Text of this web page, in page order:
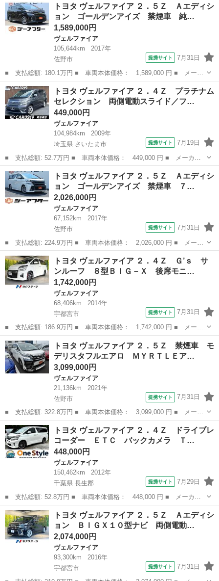
ード名： ゴールデンアイズＩＩ 禁煙車 ＡＣ１００Ｖ電源 ハー
フレザー...
トヨタ ヴェルファイア ２．５Ｚ Ａエディシ
ョン ゴールデンアイズ 禁煙車 純…
1,589,000円
ヴェルファイア
105,644km
2017年
佐野市
提携サイト 7月31日
■ 支払総額: 180.1万円 ■ 車両本体価格： 1,589,000 円 ■ メーカ
ー名： トヨタ ■ 車種名： ヴェルファイア ■ グレード名：
２．５Ｚ Ａエディション ゴールデンアイズ 禁煙車 純正１０．
５インチナ...
栃木 佐野市 ヴェルファイア
トヨタ ヴェルファイア ２．４Ｚ プラチナム
セレクション 両側電動スライド／フ…
449,000円
ヴェルファイア
104,984km
2009年
埼玉県 さいたま市
提携サイト 7月19日
■ 支払総額: 52.7万円 ■ 車両本体価格： 449,000 円 ■ メーカー
名： トヨタ ■ 車種名： ヴェルファイア ■ グレード名： ２．
４Ｚ プラチナムセレクション 両側電動スライド／フリップダウン
モニター／ユ...
埼玉 さいたま市 ヴェルファイア
トヨタ ヴェルファイア ２．５Ｚ Ａエディシ
ョン ゴールデンアイズ 禁煙車 ７…
2,026,000円
ヴェルファイア
67,152km
2017年
佐野市
提携サイト 7月31日
■ 支払総額: 224.9万円 ■ 車両本体価格： 2,026,000 円 ■ メーカ
ー名： トヨタ ■ 車種名： ヴェルファイア ■ グレード名：
２．５Ｚ Ａエディション ゴールデンアイズ 禁煙車 ７人乗り
純正１０．...
栃木 佐野市 ヴェルファイア
トヨタ ヴェルファイア ２．４Ｚ Ｇ’ｓ サ
ンルーフ ８型ＢＩＧ－Ｘ 後席モニ…
1,742,000円
ヴェルファイア
68,406km
2014年
宇都宮市
提携サイト 7月31日
■ 支払総額: 186.9万円 ■ 車両本体価格： 1,742,000 円 ■ メーカ
ー名： トヨタ ■ 車種名： ヴェルファイア ■ グレード名：
２．４Ｚ Ｇ’ｓ サンルーフ ８型ＢＩＧ－Ｘ 後席モニター バッ
クカメラ...
栃木 宇都宮市 ヴェルファイア
トヨタ ヴェルファイア ２．５Ｚ 禁煙車 モ
デリスタフルエアロ ＭＹＲＴＬＥア…
3,099,000円
ヴェルファイア
21,136km
2021年
佐野市
提携サイト 7月31日
■ 支払総額: 322.8万円 ■ 車両本体価格： 3,099,000 円 ■ メーカ
ー名： トヨタ ■ 車種名： ヴェルファイア ■ グレード名：
２．５Ｚ 禁煙車 モデリスタフルエアロ ＭＹＲＴＬＥアルミホイ
ール フリ...
栃木 佐野市 ヴェルファイア
トヨタ ヴェルファイア ２．４Ｚ ドライブレ
コーダー ＥＴＣ バックカメラ Ｔ…
448,000円
ヴェルファイア
150,462km
2012年
千葉県 長生郡
提携サイト 7月29日
■ 支払総額: 52.8万円 ■ 車両本体価格： 448,000 円 ■ メーカー
名： トヨタ ■ 車種名： ヴェルファイア ■ グレード名： ２．
４Ｚ ドライブレコーダー ＥＴＣ バックカメラ ＴＶ クリアラ
ンスソナー ...
千葉 長生郡 ヴェルファイア
トヨタ ヴェルファイア ２．５Ｚ Ａエディシ
ョン ＢＩＧＸ１０型ナビ 両側電動…
2,074,000円
ヴェルファイア
93,300km
2016年
宇都宮市
提携サイト 7月31日